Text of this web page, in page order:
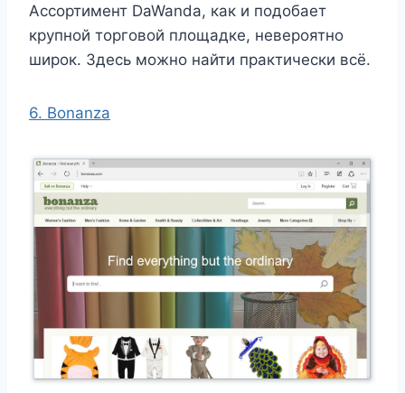
Ассортимент DaWanda, как и подобает
крупной торговой площадке, невероятно
широк. Здесь можно найти практически всё.
6. Bonanza